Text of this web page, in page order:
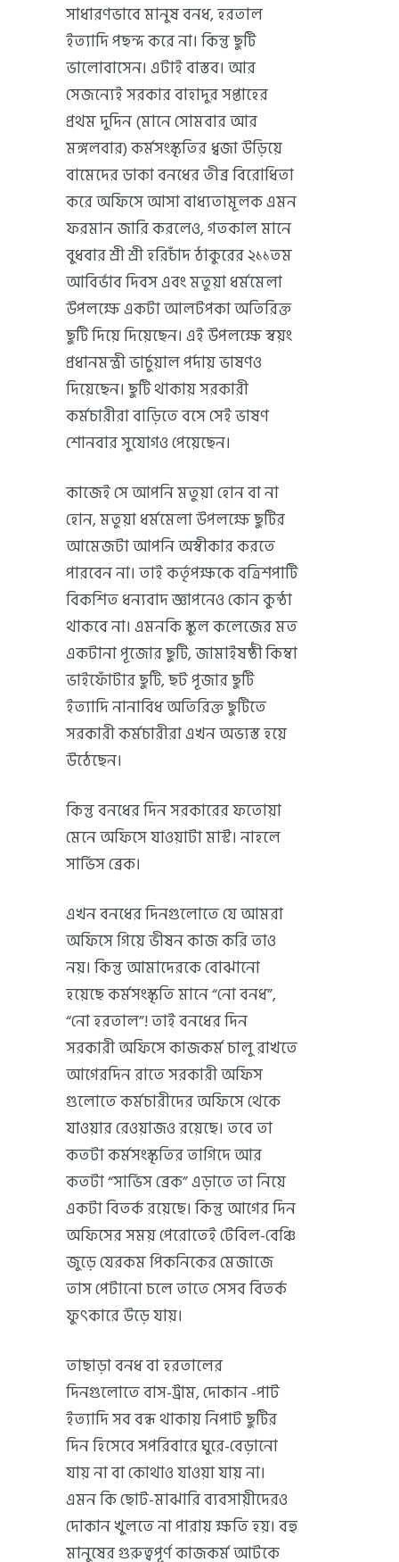
সাধারণভাবে মানুষ বনধ, হরতাল
ইত্যাদি পছন্দ করে না। কিন্তু ছুটি
ভালোবাসেন। এটাই বাস্তব। আর
সেজন্যেই সরকার বাহাদুর সপ্তাহের
প্রথম দুদিন (মানে সোমবার আর
মঙ্গলবার) কর্মসংস্কৃতির ধ্বজা উড়িয়ে
বামেদের ডাকা বনধের তীব্র বিরোধিতা
করে অফিসে আসা বাধ্যতামূলক এমন
ফরমান জারি করলেও, গতকাল মানে
বুধবার শ্রী শ্রী হরিচাঁদ ঠাকুরের ২১১তম
আবির্ভাব দিবস এবং মতুয়া ধর্মমেলা
উপলক্ষে একটা আলটপকা অতিরিক্ত
ছুটি দিয়ে দিয়েছেন। এই উপলক্ষে স্বয়ং
প্রধানমন্ত্রী ভার্চুয়াল পর্দায় ভাষণও
দিয়েছেন। ছুটি থাকায় সরকারী
কর্মচারীরা বাড়িতে বসে সেই ভাষণ
শোনবার সুযোগও পেয়েছেন।
কাজেই সে আপনি মতুয়া হোন বা না
হোন, মতুয়া ধর্মমেলা উপলক্ষে ছুটির
আমেজটা আপনি অস্বীকার করতে
পারবেন না। তাই কর্তৃপক্ষকে বত্রিশপাটি
বিকশিত ধন্যবাদ জ্ঞাপনেও কোন কুন্ঠা
থাকবে না। এমনকি স্কুল কলেজের মত
একটানা পূজোর ছুটি, জামাইষষ্ঠী কিম্বা
ভাইফোঁটার ছুটি, ছট পূজার ছুটি
ইত্যাদি নানাবিধ অতিরিক্ত ছুটিতে
সরকারী কর্মচারীরা এখন অভ্যস্ত হয়ে
উঠেছেন।
কিন্তু বনধের দিন সরকারের ফতোয়া
মেনে অফিসে যাওয়াটা মাস্ট। নাহলে
সার্ভিস ব্রেক।
এখন বনধের দিনগুলোতে যে আমরা
অফিসে গিয়ে ভীষন কাজ করি তাও
নয়। কিন্তু আমাদেরকে বোঝানো
হয়েছে কর্মসংস্কৃতি মানে “নো বনধ”,
“নো হরতাল”! তাই বনধের দিন
সরকারী অফিসে কাজকর্ম চালু রাখতে
আগেরদিন রাতে সরকারী অফিস
গুলোতে কর্মচারীদের অফিসে থেকে
যাওয়ার রেওয়াজও রয়েছে। তবে তা
কতটা কর্মসংস্কৃতির তাগিদে আর
কতটা “সার্ভিস ব্রেক” এড়াতে তা নিয়ে
একটা বিতর্ক রয়েছে। কিন্তু আগের দিন
অফিসের সময় পেরোতেই টেবিল-বেঞ্চি
জুড়ে যেরকম পিকনিকের মেজাজে
তাস পেটানো চলে তাতে সেসব বিতর্ক
ফুৎকারে উড়ে যায়।
তাছাড়া বনধ বা হরতালের
দিনগুলোতে বাস-ট্রাম, দোকান -পাট
ইত্যাদি সব বন্ধ থাকায় নিপাট ছুটির
দিন হিসেবে সপরিবারে ঘুরে-বেড়ানো
যায় না বা কোথাও যাওয়া যায় না।
এমন কি ছোট-মাঝারি ব্যবসায়ীদেরও
দোকান খুলতে না পারায় ক্ষতি হয়। বহু
মানুষের গুরুত্বপূর্ণ কাজকর্ম আটকে